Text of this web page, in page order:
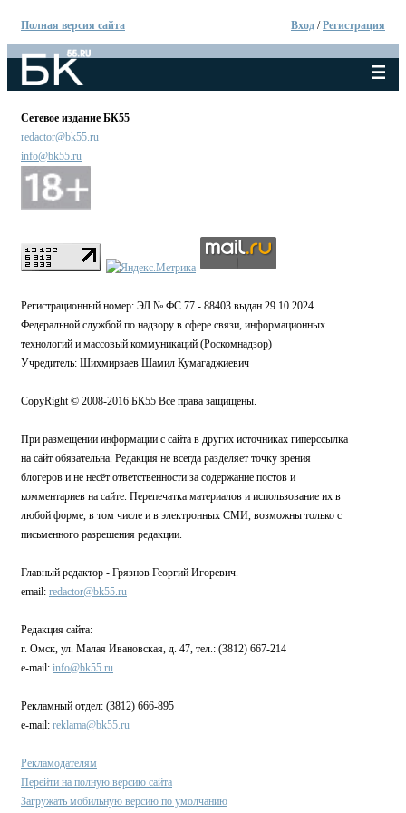
Полная версия сайта Вход /Регистрация
Сетевое издание БК55
redactor@bk55.ru
info@bk55.ru
Регистрационный номер: ЭЛ № ФС 77 - 88403 выдан 29.10.2024
Федеральной службой по надзору в сфере связи, информационных
технологий и массовый коммуникаций (Роскомнадзор)
Учредитель: Шихмирзаев Шамил Кумагаджиевич
CopyRight © 2008-2016 БК55 Все права защищены.
При размещении информации с сайта в других источниках гиперссылка
на сайт обязательна. Редакция не всегда разделяет точку зрения
блогеров и не несёт ответственности за содержание постов и
комментариев на сайте. Перепечатка материалов и использование их в
любой форме, в том числе и в электронных СМИ, возможны только с
письменного разрешения редакции.
Главный редактор - Грязнов Георгий Игоревич.
email: redactor@bk55.ru
Редакция сайта:
г. Омск, ул. Малая Ивановская, д. 47, тел.: (3812) 667-214
e-mail: info@bk55.ru
Рекламный отдел: (3812) 666-895
e-mail: reklama@bk55.ru
Рекламодателям
Перейти на полную версию сайта
Загружать мобильную версию по умолчанию